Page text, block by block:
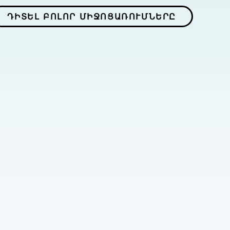
ԴԻՏԵԼ ԲՈԼՈՐ ՄԻՋՈՑԱՌՈՒՄՆԵՐԸ